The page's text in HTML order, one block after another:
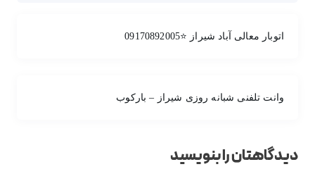
اتوبار معالی آباد شیراز ⭐09170892005
وانت تلفنی شبانه روزی شیراز – بارکوب
دیدگاهتان را بنویسید